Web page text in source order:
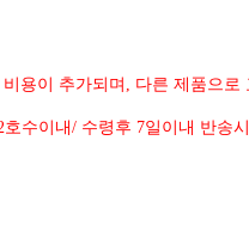
용이 추가되며, 다른 제품으
수이내/ 수령후 7일이내 반송